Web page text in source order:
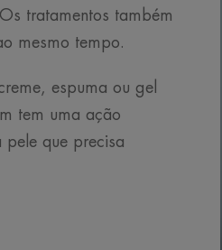
tratamentos também
mesmo tempo.
espuma ou gel
tem uma ação
pele que precisa